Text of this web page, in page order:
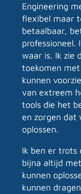
Engineering
flexibel maar
betaalbaar,
professioneel.
waar is. Ik zie
toekomen
kunnen
van extreem
tools die het
en zorgen dat
oplossen.
Ik ben er trots
bijna altijd
kunnen
kunnen